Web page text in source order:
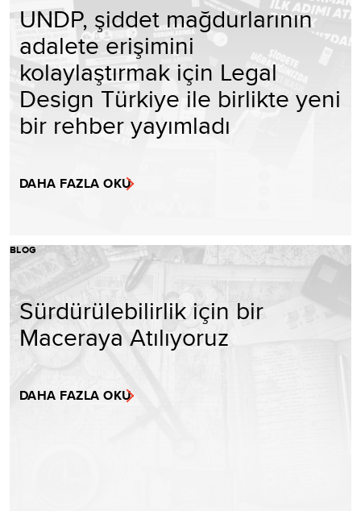
UNDP, şiddet mağdurlarının
adalete erişimini
kolaylaştırmak için Legal
Design Türkiye ile birlikte yeni
bir rehber yayımladı
DAHA FAZLA OKU
BLOG
Sürdürülebilirlik için bir
Maceraya Atılıyoruz
DAHA FAZLA OKU